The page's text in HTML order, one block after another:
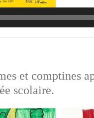
et comptines
scolaire.